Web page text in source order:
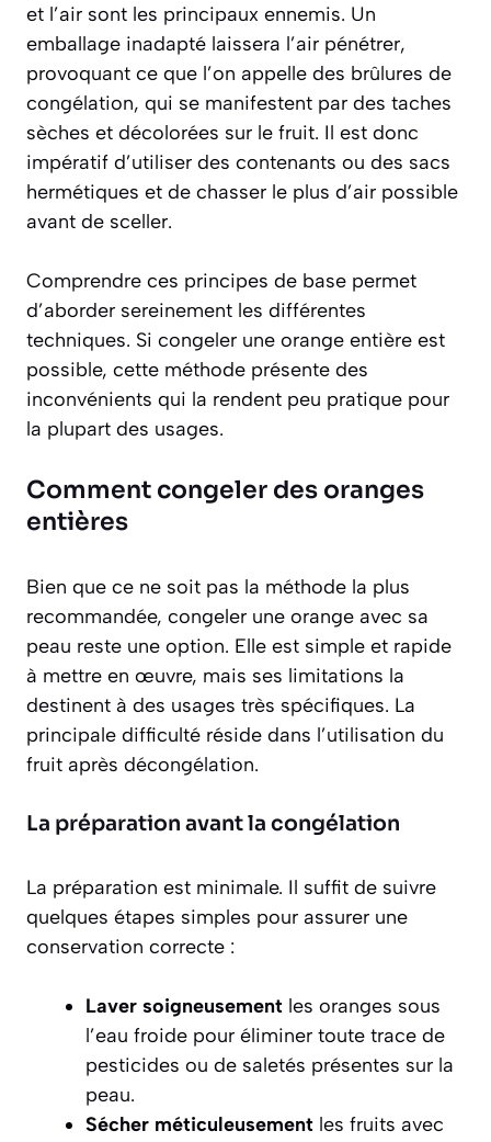
et l’air sont les principaux ennemis. Un
emballage inadapté laissera l’air pénétrer,
provoquant ce que l’on appelle des brûlures de
congélation, qui se manifestent par des taches
sèches et décolorées sur le fruit. Il est donc
impératif d’utiliser des contenants ou des sacs
hermétiques et de chasser le plus d’air possible
avant de sceller.
Comprendre ces principes de base permet
d’aborder sereinement les différentes
techniques. Si congeler une orange entière est
possible, cette méthode présente des
inconvénients qui la rendent peu pratique pour
la plupart des usages.
Comment congeler des oranges
entières
Bien que ce ne soit pas la méthode la plus
recommandée, congeler une orange avec sa
peau reste une option. Elle est simple et rapide
à mettre en œuvre, mais ses limitations la
destinent à des usages très spécifiques. La
principale difficulté réside dans l’utilisation du
fruit après décongélation.
La préparation avant la congélation
La préparation est minimale. Il suffit de suivre
quelques étapes simples pour assurer une
conservation correcte :
Laver soigneusement les oranges sous
l’eau froide pour éliminer toute trace de
pesticides ou de saletés présentes sur la
peau.
Sécher méticuleusement les fruits avec